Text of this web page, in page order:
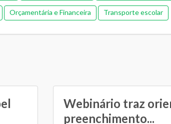
Orçamentária e Financeira Transporte escolar
Webinário traz
preenchimento...